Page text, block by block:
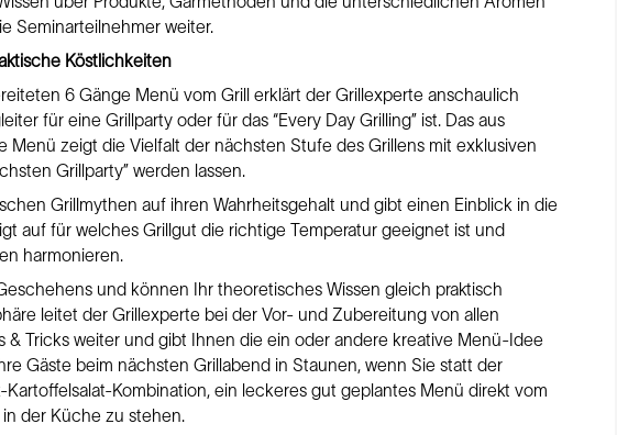
Seminarteilnehmer weiter.
Köstlichkeiten
6 Gänge Menü vom Grill erklärt der Grillexperte anschaulich
für eine Grillparty oder für das “Every Day Grilling” ist. Das aus
Menü zeigt die Vielfalt der nächsten Stufe des Grillens mit exklusiven
Grillparty” werden lassen.
Grillmythen auf ihren Wahrheitsgehalt und gibt einen Einblick in die
auf für welches Grillgut die richtige Temperatur geeignet ist und
harmonieren.
und können Ihr theoretisches Wissen gleich praktisch
leitet der Grillexperte bei der Vor- und Zubereitung von allen
& Tricks weiter und gibt Ihnen die ein oder andere kreative Menü-Idee
Gäste beim nächsten Grillabend in Staunen, wenn Sie statt der
Kombination, ein leckeres gut geplantes Menü direkt vom
der Küche zu stehen.